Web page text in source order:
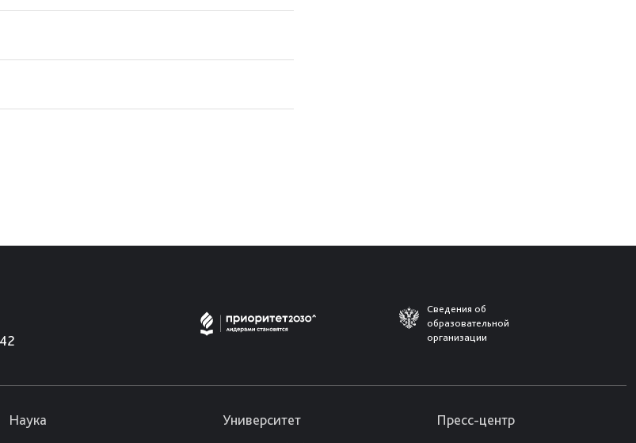
Сведения об
образовательной
организации
Наука Университет Пресс-центр